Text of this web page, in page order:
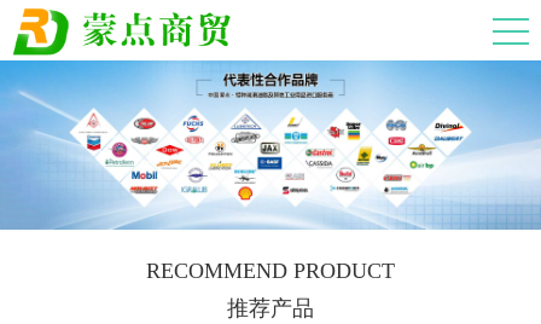
RECOMMEND PRODUCT
推荐产品